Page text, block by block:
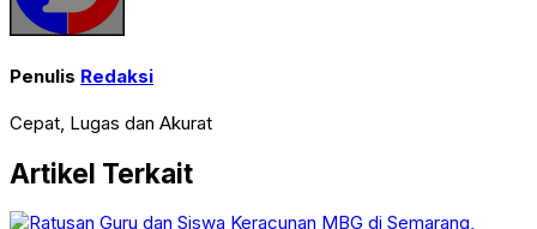
Penulis Redaksi
Cepat, Lugas dan Akurat
Artikel Terkait